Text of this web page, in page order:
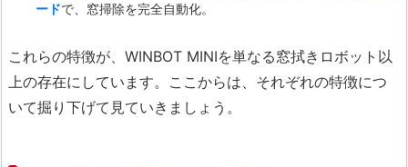
ードで、窓掃除を完全自動化。
これらの特徴が、WINBOT MINIを単なる窓拭きロボット以
上の存在にしています。ここからは、それぞれの特徴につ
いて掘り下げて見ていきましょう。